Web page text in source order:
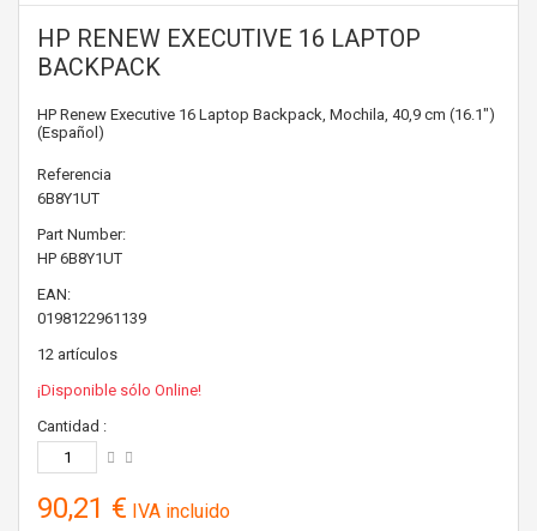
HP RENEW EXECUTIVE 16 LAPTOP
BACKPACK
HP Renew Executive 16 Laptop Backpack, Mochila, 40,9 cm (16.1")
(Español)
Referencia
6B8Y1UT
Part Number:
HP 6B8Y1UT
EAN:
0198122961139
12 artículos
¡Disponible sólo Online!
Cantidad :
90,21 € IVA incluido